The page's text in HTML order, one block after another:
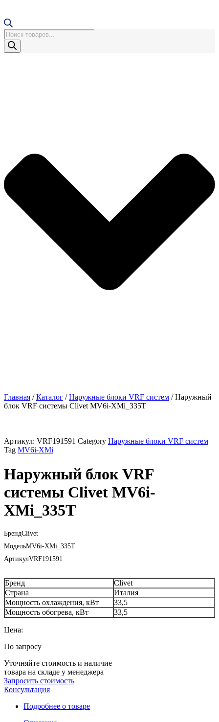
Поиск
товаров
Главная /Каталог /Наружные блоки VRF cистем / Наружный
блок VRF системы Clivet MV6i-XMi_335T
Артикул: VRF191591 Category Наружные блоки VRF cистем
Tag MV6i-XMi
Наружный блок VRF
системы Clivet MV6i-
XMi_335T
БрендClivet
МодельMV6i-XMi_335T
АртикулVRF191591
Бренд
Clivet
Страна
Италия
Мощность охлаждения, кВт
33,5
Мощность обогрева, кВт
33,5
Цена:
По запросу
Уточняйте стоимость и наличие
товара на складе у менеджера
Запросить стоимость
Консультация
Подробнее о товаре